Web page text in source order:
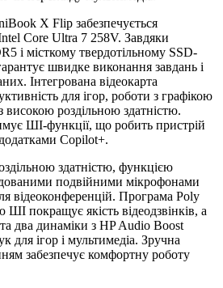
X Flip забезпечується
Core Ultra 7 258V. Завдяки
і місткому твердотільному SSD-
швидке виконання завдань і
Інтегрована відеокарта
для ігор, роботи з графікою
високою роздільною здатністю.
ШІ-функції, що робить пристрій
Copilot+.
здатністю, функцією
подвійними мікрофонами
відеоконференцій. Програма Poly
покращує якість відеодзвінків, а
два динаміки з HP Audio Boost
для ігор і мультимедіа. Зручна
забезпечує комфортну роботу